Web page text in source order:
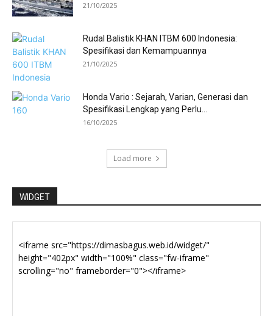
21/10/2025
Rudal Balistik KHAN ITBM 600 Indonesia:
Spesifikasi dan Kemampuannya
21/10/2025
Honda Vario : Sejarah, Varian, Generasi dan
Spesifikasi Lengkap yang Perlu...
16/10/2025
Load more
WIDGET